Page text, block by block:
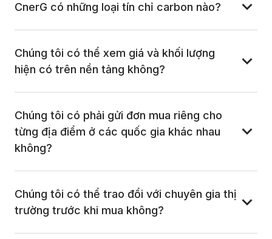
CnerG có những loại tín chỉ carbon nào?
Chúng tôi có thể xem giá và khối lượng
hiện có trên nền tảng không?
Chúng tôi có phải gửi đơn mua riêng cho
từng địa điểm ở các quốc gia khác nhau
không?
Chúng tôi có thể trao đổi với chuyên gia thị
trường trước khi mua không?